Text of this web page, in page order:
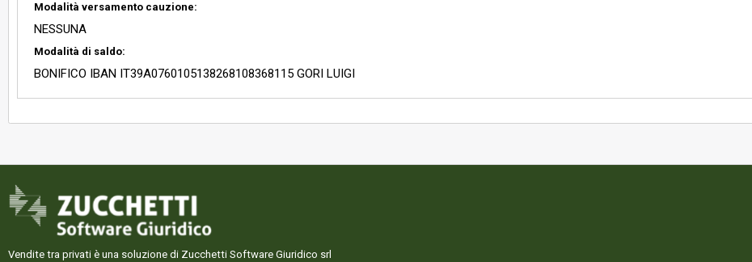
Modalità versamento cauzione:
NESSUNA
Modalità di saldo:
BONIFICO IBAN IT39A0760105138268108368115 GORI LUIGI
Vendite tra privati è una soluzione di Zucchetti Software Giuridico srl